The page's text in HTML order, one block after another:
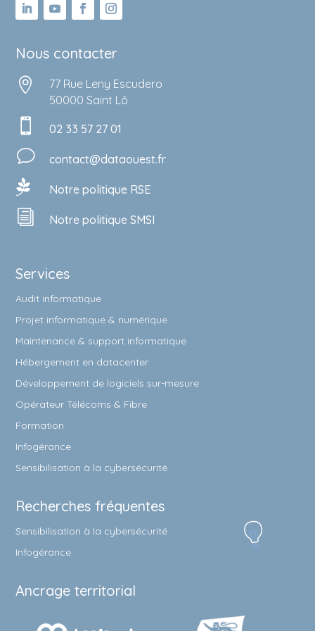
Nous contacter

77 Rue Leny Escudero
50000 Saint Lô
 02 33 57 27 01
v contact@dataouest.fr
 Notre politique RSE
i Notre politique SMSI
Services
Audit informatique
Projet informatique & numérique
Maintenance & support informatique
Hébergement en datacenter
Développement de logiciels sur-mesure
Opérateur Télécoms & Fibre
Formation
Infogérance
Sensibilisation à la cybersécurité
Recherches fréquentes
Sensibilisation à la cybersécurité
Infogérance
Ancrage territorial